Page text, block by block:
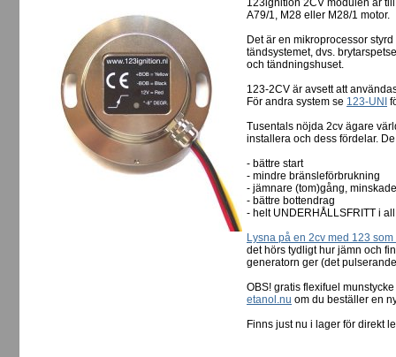
123ignition 2CV modulen är
A79/1, M28 eller M28/1 motor.
Det är en mikroprocessor
tändsystemet, dvs.
och tändningshuset.
123-2CV är avsett att
För andra system se 123-UNI
Tusentals nöjda 2cv ägare
installera och dess fördelar.
- bättre start
- mindre bränsleförbrukning
- jämnare (tom)gång,
- bättre bottendrag
- helt UNDERHÅLLSFRITT i
Lysna på en 2cv med 123 som
det hörs tydligt hur jämn och
generatorn ger (det
OBS! gratis flexifuel
etanol.nu om du beställer en
Finns just nu i lager för direkt